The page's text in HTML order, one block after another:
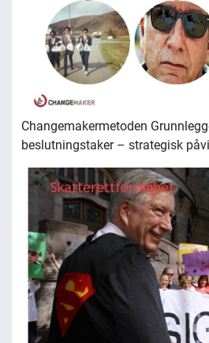
Changemakermetoden
beslutningstaker – strategisk